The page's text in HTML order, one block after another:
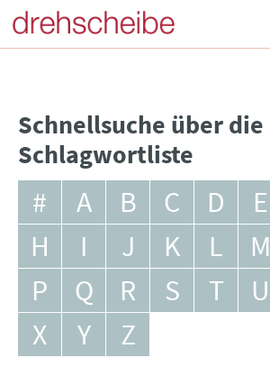
Schnellsuche über die
Schlagwortliste
# A B C D E
H
I J K L M
P
Q R S T U
X
Y Z